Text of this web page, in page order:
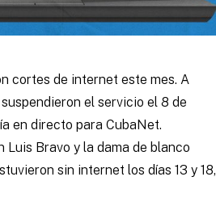
cortes de internet este mes. A
el servicio el 8 de
en directo para CubaNet.
Luis Bravo y la dama de blanco
sin internet los días 13 y 18,